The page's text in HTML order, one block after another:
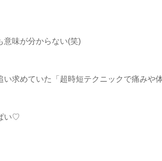
意味が分からない(笑)
求めていた「超時短テクニックで痛みや
い♡